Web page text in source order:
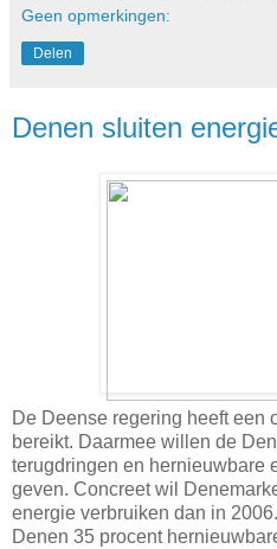
Geen opmerkingen:
Delen
Denen sluiten
De Deense regering heeft een
bereikt. Daarmee willen de
terugdringen en hernieuwbare
geven. Concreet wil
energie verbruiken dan in
Denen 35 procent